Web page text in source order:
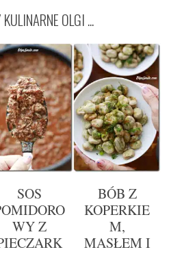
OLGI ...
SOS
WY Z
BÓB Z
KOPERKIE
M,
MASŁEM I